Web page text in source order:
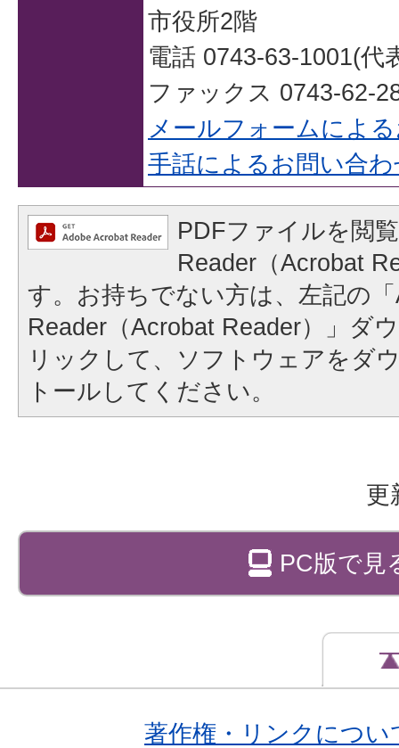
市役所2階
電話 0743-63-1001(代
ファックス 0743-62-
メールフォームによ
手話によるお問い合
PDFファイルを閲
Reader（Acrobat
す。お持ちでない方は、左記の
Reader（Acrobat Reader）」ダ
リックして、ソフトウェアをダ
トールしてください。
更
PC版で見
著作権・リンクについ